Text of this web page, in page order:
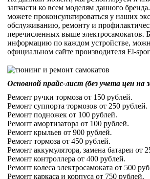
запчасти ко всем моделям данного
можете проконсультироваться у наших
обслуживанию, ремонту и
перечисленных выше электросамокатов.
информацию по каждом устройстве,
официальном сайте производителя El-
Основной прайс-лист (без учета цен на
Ремонт ручки тормоза от 150 рублей.
Ремонт суппорта тормозов от 250 рублей.
Ремонт подножек от 100 рублей.
Ремонт амортизатора от 100 рублей.
Ремонт крыльев от 900 рублей.
Ремонт тормоза от 450 рублей.
Ремонт аккумулятора, замена батареи от
Ремонт контроллера от 400 рублей.
Ремонт колеса электросамоката от 500
Ремонт каркаса и корпуса от 750 рублей.